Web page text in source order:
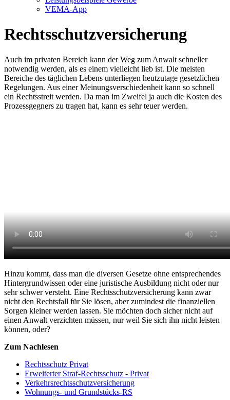
VEMA-App
Rechtsschutzversicherung
Auch im privaten Bereich kann der Weg zum Anwalt schneller
notwendig werden, als es einem vielleicht lieb ist. Die meisten
Bereiche des täglichen Lebens unterliegen heutzutage gesetzlichen
Regelungen. Aus einer Meinungsverschiedenheit kann so schnell
ein Rechtsstreit werden. Da man im Zweifel ja auch die Kosten des
Prozessgegners zu tragen hat, kann es sehr teuer werden.
Hinzu kommt, dass man die diversen Gesetze ohne entsprechendes
Hintergrundwissen oder eine juristische Ausbildung nicht oder nur
sehr schwer versteht. Eine Rechtsschutzversicherung kann zwar
nicht den Rechtsfall für Sie lösen, aber zumindest die finanziellen
Sorgen kleiner werden lassen. Sie möchten doch sicher nicht auf
einen Anwalt verzichten müssen, nur weil Sie sich ihn nicht leisten
können, oder?
Zum Nachlesen
Rechtsschutz Privat
Erweiterter Straf-Rechtsschutz - Privat
Verkehrsrechtsschutzversicherung
Wohnungs- und Grundstücks-RS